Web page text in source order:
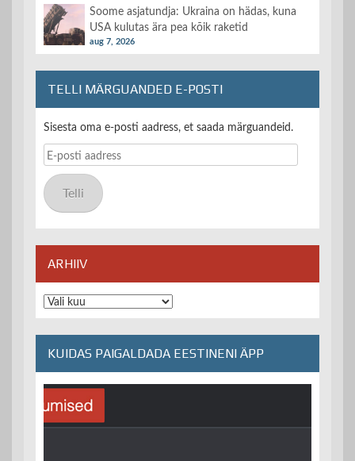
Soome asjatundja: Ukraina on hädas, kuna
USA kulutas ära pea kõik raketid
aug 7, 2026
TELLI MÄRGUANDED E-POSTI
Sisesta oma e-posti aadress, et saada märguandeid.
E-
posti
aadress
Telli
ARHIIV
Arhiiv
KUIDAS PAIGALDADA EESTINENI ÄPP